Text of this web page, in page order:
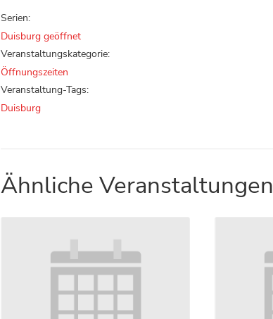
Serien:
Duisburg geöffnet
Veranstaltungskategorie:
Öffnungszeiten
Veranstaltung-Tags:
Duisburg
Ähnliche Veranstaltungen